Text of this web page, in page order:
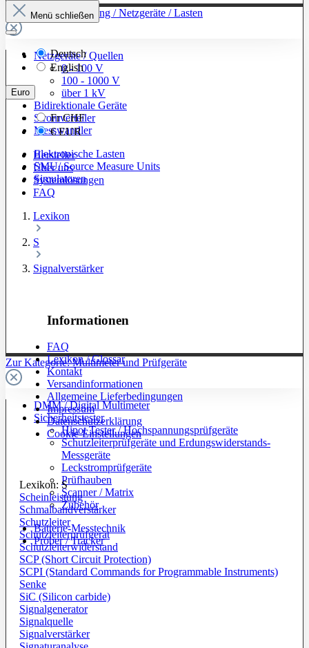
Zur Kategorie: Leistung / Netzgeräte / Lasten
Netzgeräte / Quellen
0 - 100 V
100 - 1000 V
über 1 kV
Bidirektionale Geräte
Stromverteiler
Messwandler
Elektronische Lasten
SMU/ Source Measure Units
Simulatoren
Zur Kategorie: Multimeter und Prüfgeräte
DMM / Digital Multimeter
Sicherheitstester
Hipot Tester / Hochspannungsprüfgeräte
Schutzleiterprüfgeräte und Erdungswiderstands-
Messgeräte
Leckstromprüfgeräte
Prüfhauben
Scanner / Matrix
Zubehör
Batterie-Messtechnik
Prober / Tracker
Menü schließen
Deutsch
English
Euro
FrCHF
€EUR
Hersteller
Über uns
Systemlösungen
FAQ
Lexikon
S
Signalverstärker
Informationen
FAQ
Lexikon / Glossar
Kontakt
Versandinformationen
Allgemeine Lieferbedingungen
Impressum
Datenschutzerklärung
Cookie-Einstellungen
Lexikon: S
Scheinleistung
Schmalbandverstärker
Schutzleiter
Schutzleiterprüfgerät
Schutzleiterwiderstand
SCP (Short Circuit Protection)
SCPI (Standard Commands for Programmable Instruments)
Senke
SiC (Silicon carbide)
Signalgenerator
Signalquelle
Signalverstärker